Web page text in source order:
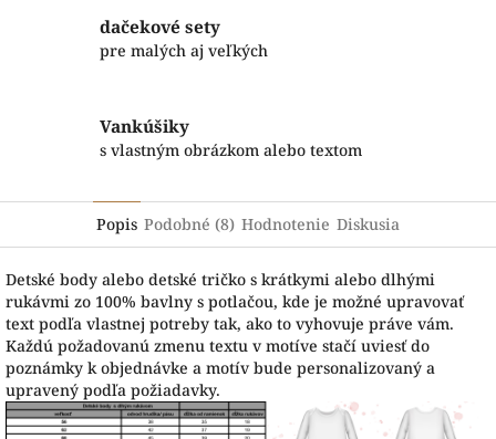
dačekové sety
pre malých aj veľkých
Vankúšiky
s vlastným obrázkom alebo textom
Popis Podobné (8) Hodnotenie Diskusia
Detské body alebo detské tričko s krátkymi alebo dlhými
rukávmi zo 100% bavlny s potlačou, kde je možné upravovať
text podľa vlastnej potreby tak, ako to vyhovuje práve vám.
Každú požadovanú zmenu textu v motíve stačí uviesť do
poznámky k objednávke a motív bude personalizovaný a
upravený podľa požiadavky.